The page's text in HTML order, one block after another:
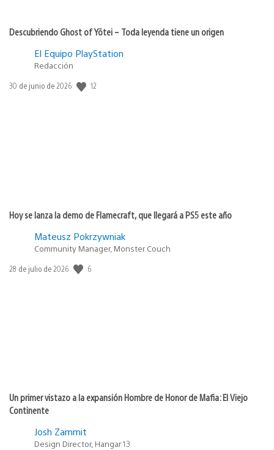
Descubriendo Ghost of Yōtei – Toda leyenda tiene un origen
El Equipo PlayStation
Redacción
Fecha
30 de junio de 2026 12
Hoy se lanza la demo de Flamecraft, que llegará a PS5 este año
Mateusz Pokrzywniak
Community Manager, Monster Couch
Fecha
28 de julio de 2026 6
Un primer vistazo a la expansión Hombre de Honor de Mafia: El Viejo
Continente
Josh Zammit
Design Director, Hangar 13